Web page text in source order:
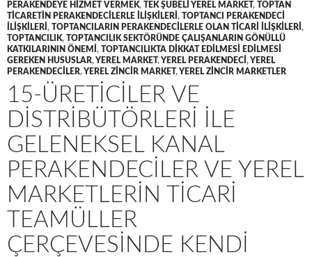
PERAKENDEYE HIZMET VERMEK, TEK ŞUBELI YEREL MARKET, TOPTAN
TICARETIN PERAKENDECILERLE ILIŞKILERI , TOPTANCI PERAKENDECI
ILIŞKILERI , TOPTANCILARIN PERAKENDECILERLE OLAN TICARI ILIŞKILERI ,
TOPTANCILIK, TOPTANCILIK SEKTÖRÜNDE ÇALIŞANLARIN GÖNÜLLÜ
KATKILARININ ÖNEMI , TOPTANCILIKTA DIKKAT EDILMESI EDILMESI
GEREKEN HUSUSLAR,YEREL MARKET,YEREL PERAKENDECI ,YEREL
PERAKENDECILER,YEREL ZINCIR MARKET,YEREL ZINCIR MARKETLER
15-ÜRETICILER VE
DISTRIBÜTÖRLERI ILE
GELENEKSEL KANAL
PERAKENDECILER VE YEREL
MARKETLERIN TICARI
TEAMÜLLER
ÇERÇEVESINDE KENDI